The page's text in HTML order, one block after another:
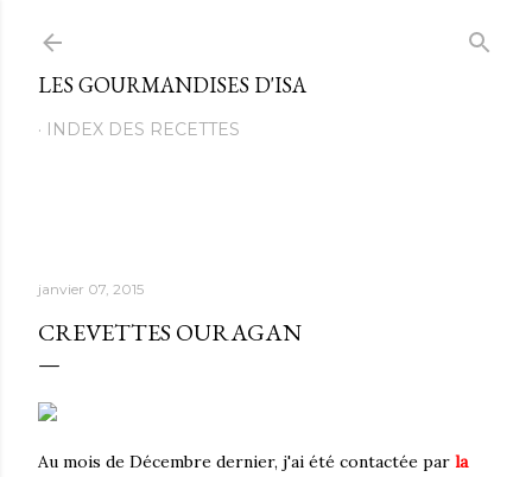
LES GOURMANDISES D'ISA
INDEX DES RECETTES
janvier 07, 2015
CREVETTES OURAGAN
Au mois de Décembre dernier, j'ai été contactée par la